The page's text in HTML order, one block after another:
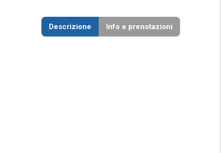
Descrizione Info e prenotazioni